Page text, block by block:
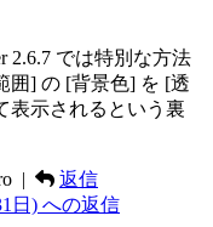
2.6.7 では特別な方法
囲] の [背景色] を [透
表示されるという裏
|
返信
日) への返信